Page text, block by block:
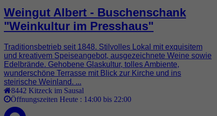
Weingut Albert - Buschenschank
"Weinkultur im Presshaus"
Traditionsbetrieb seit 1848. Stilvolles Lokal mit exquisitem
und kreativem Speiseangebot, ausgezeichnete Weine sowie
Edelbrände. Gehobene Glaskultur, tolles Ambiente,
wunderschöne Terrasse mit Blick zur Kirche und ins
steirische Weinland. ...
8442 Kitzeck im Sausal
Öffnungszeiten Heute : 14:00 bis 22:00